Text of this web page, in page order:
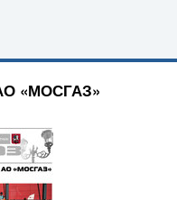
«МОСГАЗ»